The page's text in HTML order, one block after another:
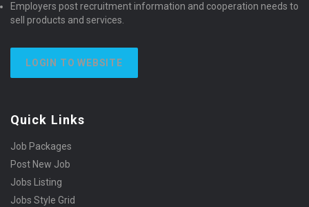
Employers post recruitment information and cooperation needs to
sell products and services.
LOGIN TO WEBSITE
Quick Links
Job Packages
Post New Job
Jobs Listing
Jobs Style Grid